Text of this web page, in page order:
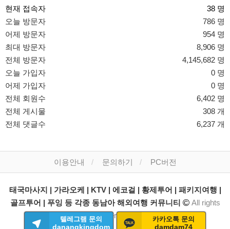
현재 접속자
38 명
오늘 방문자
786 명
어제 방문자
954 명
최대 방문자
8,906 명
전체 방문자
4,145,682 명
오늘 가입자
0 명
어제 가입자
0 명
전체 회원수
6,402 명
전체 게시물
308 개
전체 댓글수
6,237 개
텔레그램 문의
danangkingdom
카카오톡 문의
damdam74
이용안내 문의하기 PC버전
태국마사지 | 가라오케 | KTV | 에코걸 | 황제투어 | 패키지여행 |
골프투어 | 푸잉 등 각종 동남아 해외여행 커뮤니티
All rights
reserved.